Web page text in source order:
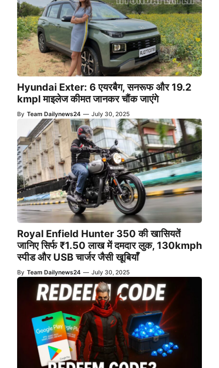
Hyundai Exter: 6 एयरबैग, सनरूफ और 19.2
kmpl माइलेज कीमत जानकर चौंक जाएंगे
By Team Dailynews24 — July 30, 2025
Royal Enfield Hunter 350 की खासियतें
जानिए सिर्फ ₹1.50 लाख में दमदार लुक, 130kmph
स्पीड और USB चार्जर जैसी खूबियाँ
By Team Dailynews24 — July 30, 2025